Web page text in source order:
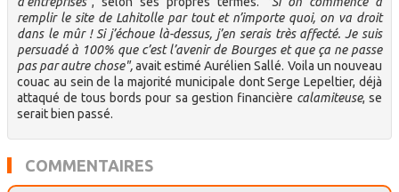
remplir le site de Lahitolle par tout et n’importe quoi, on va droit
dans le mûr ! Si j’échoue là-dessus, j’en serais très affecté. Je suis
persuadé à 100% que c’est l’avenir de Bourges et que ça ne passe
pas par autre chose",avait estimé Aurélien Sallé. Voila un nouveau
couac au sein de la majorité municipale dont Serge Lepeltier, déjà
attaqué de tous bords pour sa gestion financière calamiteuse, se
serait bien passé.
COMMENTAIRES